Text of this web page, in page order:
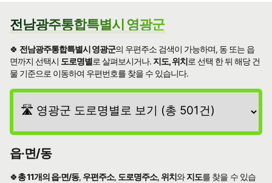
전남광주통합특별시 영광군
🍀 전남광주통합특별시 영광군의 우편주소 검색이 가능하며, 동 또는 읍
면까지 선택시 도로명별 로 살펴보시거나. 지도, 위치 로 선택 한 뒤 해당 건
물 기준으로 이동하여 우편번호를 찾을 수 있습니다.
읍·면/동
🍀총 11개의 읍·면/동, 우편주소, 도로명주소, 위치와지도를 찾을 수 있습